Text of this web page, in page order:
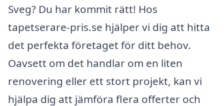
Sveg? Du har kommit rätt! Hos
tapetserare-pris.se hjälper vi dig att hitta
det perfekta företaget för ditt behov.
Oavsett om det handlar om en liten
renovering eller ett stort projekt, kan vi
hjälpa dig att jämföra flera offerter och